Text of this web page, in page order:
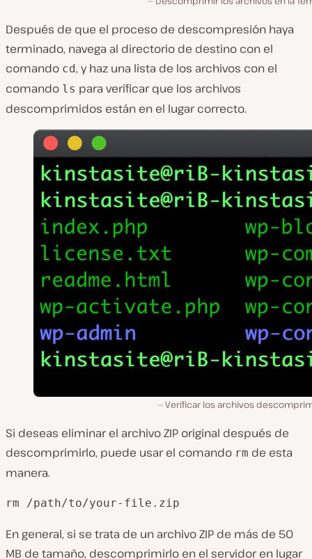
Después de que el proceso de descompresión haya
terminado, navega al directorio de destino con el
comando cd, y haz una lista de los archivos con el
comando ls para verificar que los archivos
descomprimidos están en el lugar correcto.
Verificar los archivos
Si deseas eliminar el archivo ZIP original después de
descomprimirlo, puede usar el comando rm de esta
manera.
rm /path/to/your-file.zip
En general, si se trata de un archivo ZIP de más de 50
MB de tamaño, descomprimirlo en el servidor en lugar